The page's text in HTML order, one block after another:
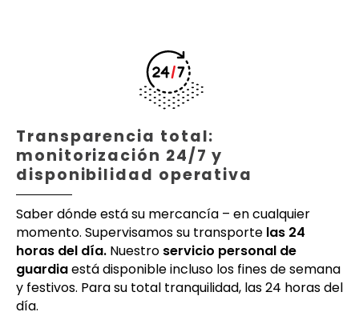
Transparencia total:
monitorización 24/7 y
disponibilidad operativa
Saber dónde está su mercancía – en cualquier
momento. Supervisamos su transporte las 24
horas del día. Nuestro servicio personal de
guardiaestá disponible incluso los fines de semana
y festivos. Para su total tranquilidad, las 24 horas del
día.